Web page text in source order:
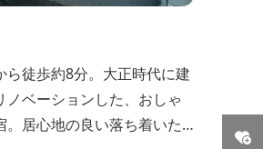
徒歩約8分。大正時代に建
ベーションした、おしゃ
居心地の良い落ち着いた